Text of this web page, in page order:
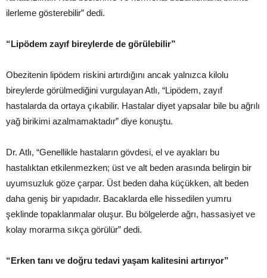
ilerleme gösterebilir” dedi.
“Lipödem zayıf bireylerde de görülebilir”
Obezitenin lipödem riskini artırdığını ancak yalnızca kilolu
bireylerde görülmediğini vurgulayan Atlı, “Lipödem, zayıf
hastalarda da ortaya çıkabilir. Hastalar diyet yapsalar bile bu ağrılı
yağ birikimi azalmamaktadır” diye konuştu.
Dr. Atlı, “Genellikle hastaların gövdesi, el ve ayakları bu
hastalıktan etkilenmezken; üst ve alt beden arasında belirgin bir
uyumsuzluk göze çarpar. Üst beden daha küçükken, alt beden
daha geniş bir yapıdadır. Bacaklarda elle hissedilen yumru
şeklinde topaklanmalar oluşur. Bu bölgelerde ağrı, hassasiyet ve
kolay morarma sıkça görülür” dedi.
“Erken tanı ve doğru tedavi yaşam kalitesini artırıyor”